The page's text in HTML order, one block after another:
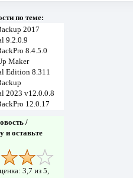
по теме:
2017
9.2.0.9
8.4.5.0
Maker
Edition 8.311
2023 v12.0.0.8
12.0.17
/
и оставьте
3,7 из 5,